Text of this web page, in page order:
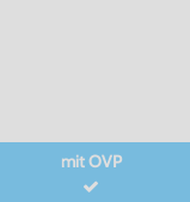
mit OVP